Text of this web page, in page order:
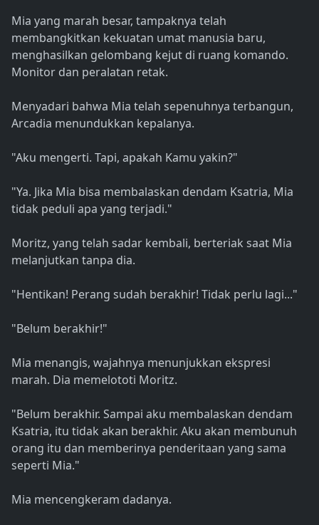
Mia yang marah besar, tampaknya telah
membangkitkan kekuatan umat manusia baru,
menghasilkan gelombang kejut di ruang komando.
Monitor dan peralatan retak.
Menyadari bahwa Mia telah sepenuhnya terbangun,
Arcadia menundukkan kepalanya.
"Aku mengerti. Tapi, apakah Kamu yakin?"
"Ya. Jika Mia bisa membalaskan dendam Ksatria, Mia
tidak peduli apa yang terjadi."
Moritz, yang telah sadar kembali, berteriak saat Mia
melanjutkan tanpa dia.
"Hentikan! Perang sudah berakhir! Tidak perlu lagi..."
"Belum berakhir!"
Mia menangis, wajahnya menunjukkan ekspresi
marah. Dia memelototi Moritz.
"Belum berakhir. Sampai aku membalaskan dendam
Ksatria, itu tidak akan berakhir. Aku akan membunuh
orang itu dan memberinya penderitaan yang sama
seperti Mia."
Mia mencengkeram dadanya.